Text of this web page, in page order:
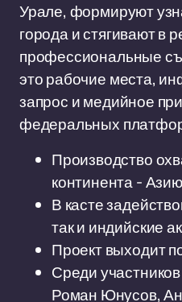
Урале, формируют
города и стягивают в
профессиональные
это рабочие места,
запрос и медийное
федеральных
Производство
континента -
В касте
так и индийские
Проект выходит
Среди
Роман Юнусов,